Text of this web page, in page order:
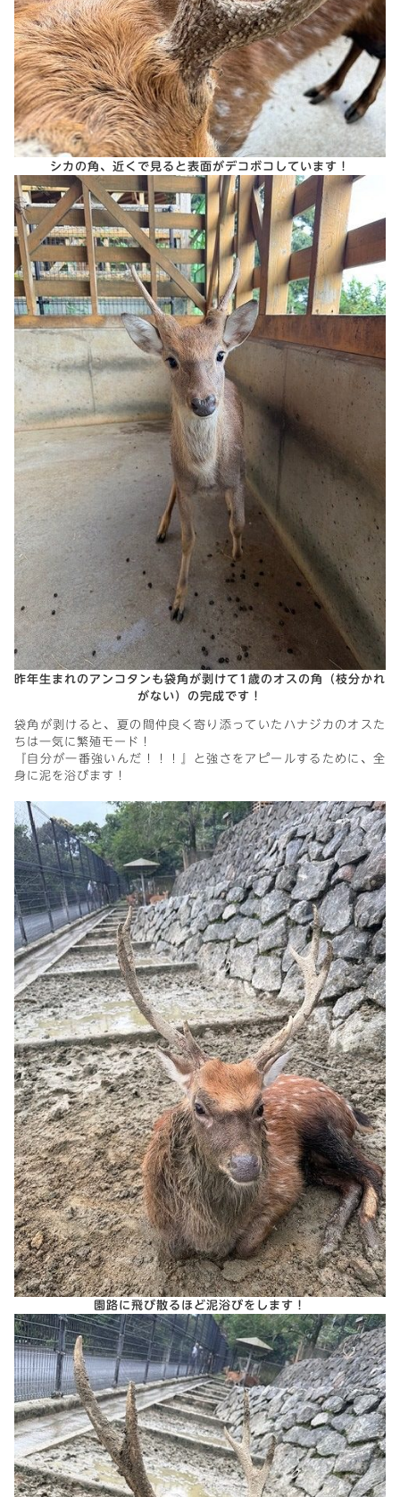
シカの角、近くで見ると表面がデコボコしています！
昨年生まれのアンコタンも袋角が剥けて1歳のオスの角（枝分かれ
がない）の完成です！
袋角が剥けると、夏の間仲良く寄り添っていたハナジカのオスた
ちは一気に繁殖モード！
『自分が一番強いんだ！！！』と強さをアピールするために、全
身に泥を浴びます！
園路に飛び散るほど泥浴びをします！